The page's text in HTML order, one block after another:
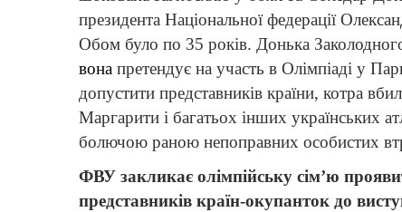
президента Національної федерації
Обом було по 35 років. Донька
вона претендує на участь в Олімпіаді у
допустити представників країни, котра
Маргарити і багатьох інших українських
болючою раною непоправних особистих
ФВУ закликає олімпійську сім’ю
представників країн-окупанток до